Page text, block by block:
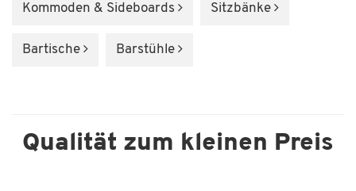
Kommoden & Sideboards Sitzbänke
Bartische Barstühle
Qualität zum kleinen Preis